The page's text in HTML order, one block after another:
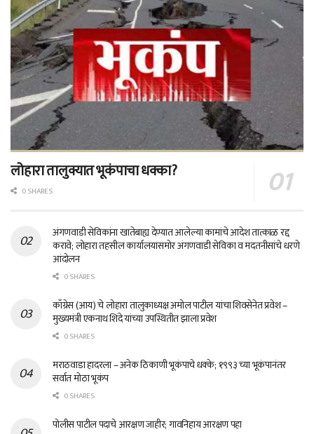
लोहारा तालुक्यात भूकंपाचा धक्का?
0 SHARES
अंगणवाडी सेविकांना खातेबाह्य देण्यात आलेल्या कामांचे आदेश तात्काळ रद्द
करावे; लोहारा तहसील कार्यालयासमोर अंगणवाडी सेविका व मदतनीसांचे धरणे
आंदोलन
0 SHARES
काँग्रेस (आय) चे लोहारा तालुकाध्यक्ष अमोल पाटील यांचा शिवसेनेत प्रवेश –
मुख्यमंत्री एकनाथ शिंदे यांच्या उपस्थितीत झाला प्रवेश
0 SHARES
मराठवाडा हादरला – अनेक ठिकाणी भूकंपाचे धक्के; १९९३ च्या भूकंपानंतर
सर्वात मोठा भूकंप
0 SHARES
पोलीस पाटील पदाचे आरक्षण जाहीर; गावनिहाय आरक्षण पहा